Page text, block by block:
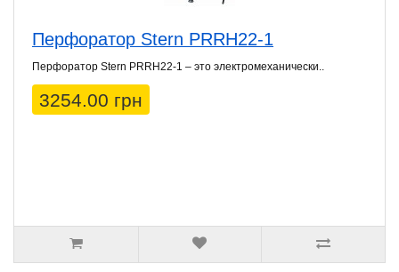
Перфоратор Stern PRRH22-1
Перфоратор Stern PRRH22-1 – это электромеханически..
3254.00 грн